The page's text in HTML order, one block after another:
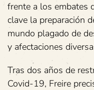
frente a los embates
clave la preparación
mundo plagado de
y afectaciones
Tras dos años de
Covid-19, Freire